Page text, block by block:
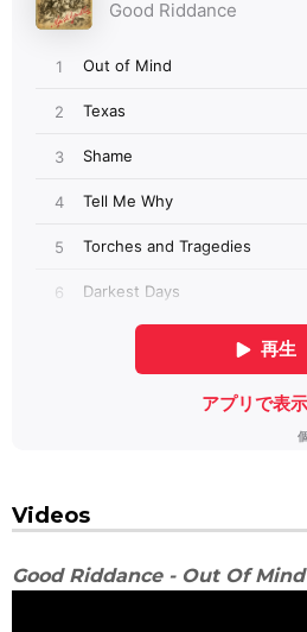
Videos
Good Riddance - Out Of Mind